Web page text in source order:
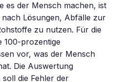
es der Mensch machen, ist
Lösungen, Abfälle zur
zu nutzen. Für die
100-prozentige
vor, was der Mensch
Die Auswertung
die Fehler der